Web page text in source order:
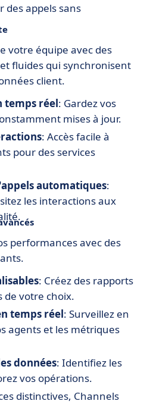
des appels sans
votre équipe avec des
fluides qui synchronisent
client.
temps réel: Gardez vos
mises à jour.
: Accès facile à
pour des services
automatiques:
les interactions aux
performances avec des
: Créez des rapports
de votre choix.
temps réel: Surveillez en
agents et les métriques
données: Identifiez les
vos opérations.
distinctives, Channels